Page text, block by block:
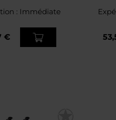
: Immédiate
€